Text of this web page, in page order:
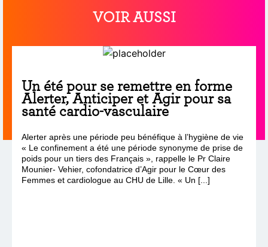
VOIR AUSSI
Un été pour se remettre en forme
Alerter, Anticiper et Agir pour sa
santé cardio-vasculaire
Alerter après une période peu bénéfique à l’hygiène de vie
« Le confinement a été une période synonyme de prise de
poids pour un tiers des Français », rappelle le Pr Claire
Mounier- Vehier, cofondatrice d’Agir pour le Cœur des
Femmes et cardiologue au CHU de Lille. « Un [...]